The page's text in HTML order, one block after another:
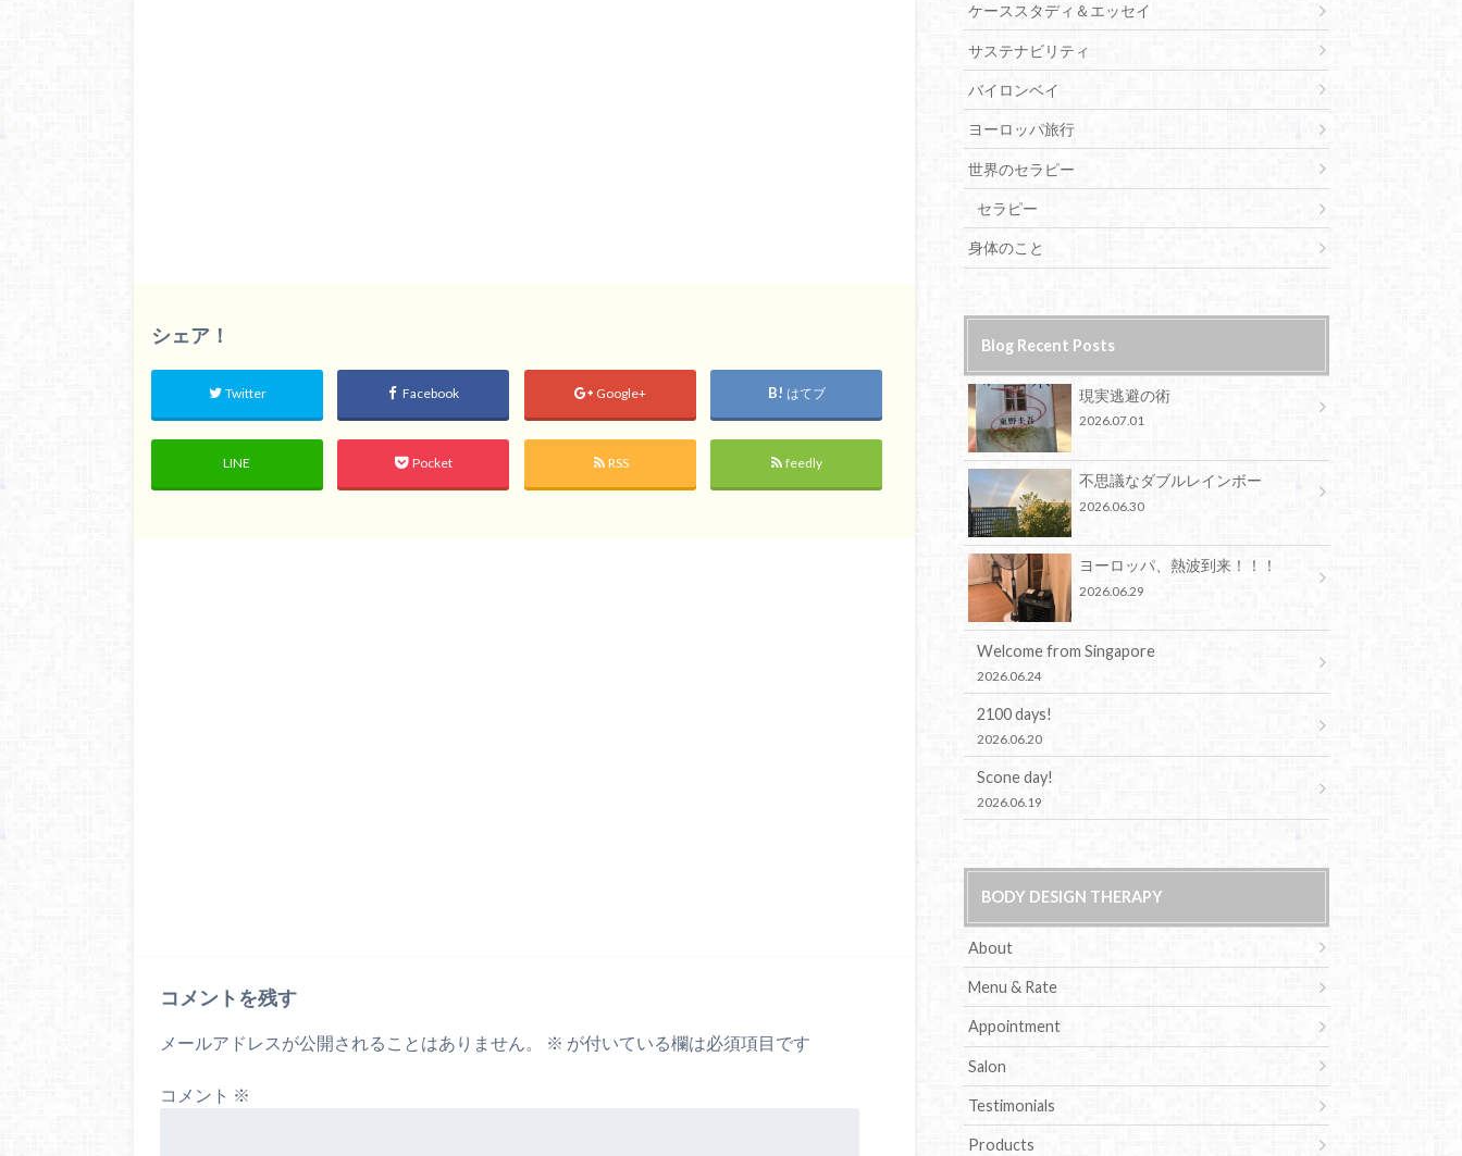
シェア！
Twitter Facebook Google+ はてブ
LINE Pocket RSS feedly
コメントを残す
メールアドレスが公開されることはありません。 ※ が付いている欄は必須項目です
コメント ※
ケーススタディ＆エッセイ
サステナビリティ
バイロンベイ
ヨーロッパ旅行
世界のセラピー
セラピー
身体のこと
Blog Recent Posts
現実逃避の術
2026.07.01
不思議なダブルレインボー
2026.06.30
ヨーロッパ、熱波到来！！！
2026.06.29
Welcome from Singapore
2026.06.24
2100 days!
2026.06.20
Scone day!
2026.06.19
BODY DESIGN THERAPY
About
Menu & Rate
Appointment
Salon
Testimonials
Products